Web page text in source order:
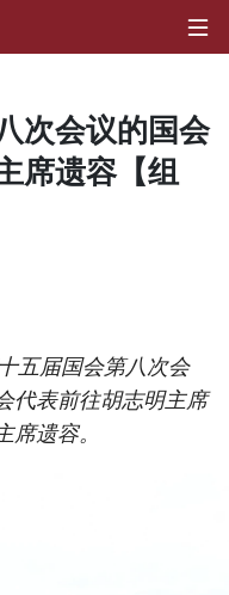
次会议的国会
席遗容【组
五届国会第八次会
代表前往胡志明主席
遗容。